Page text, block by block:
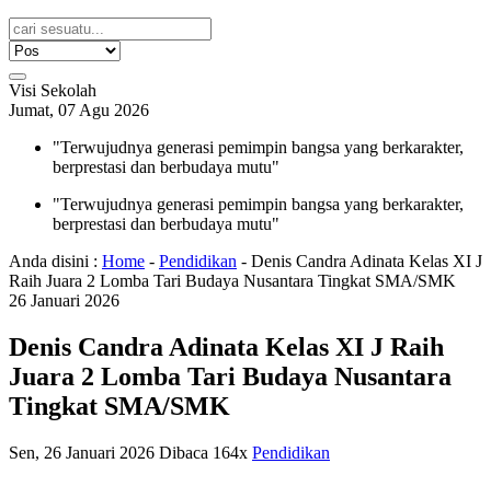
Visi Sekolah
Jumat, 07 Agu 2026
"Terwujudnya generasi pemimpin bangsa yang berkarakter,
berprestasi dan berbudaya mutu"
"Terwujudnya generasi pemimpin bangsa yang berkarakter,
berprestasi dan berbudaya mutu"
Anda disini : Home - Pendidikan - Denis Candra Adinata Kelas XI J
Raih Juara 2 Lomba Tari Budaya Nusantara Tingkat SMA/SMK
26 Januari 2026
Denis Candra Adinata Kelas XI J Raih
Juara 2 Lomba Tari Budaya Nusantara
Tingkat SMA/SMK
Sen, 26 Januari 2026 Dibaca 164x Pendidikan